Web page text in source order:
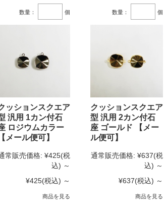
数量： 個 数量： 個
ッションスクエア
汎用 1カン付石
ロジウムカラー
【メール便可】
常販売価格: ¥425(税
込) ～
¥425(税込) ～
商品を見る
クッションスクエア
型 汎用 2カン付石
座 ゴールド 【メー
ル便可】
通常販売価格: ¥637(税
込) ～
¥637(税込) ～
商品を見る